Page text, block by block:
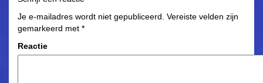
Je e-mailadres wordt niet gepubliceerd. Vereiste velden zijn
gemarkeerd met *
Reactie